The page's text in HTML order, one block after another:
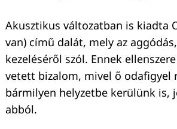
Akusztikus változatban is kiadta
van) című dalát, mely az
kezeléséről szól. Ennek
vetett bizalom, mivel ő odafigyel
bármilyen helyzetbe kerülünk is,
abból.